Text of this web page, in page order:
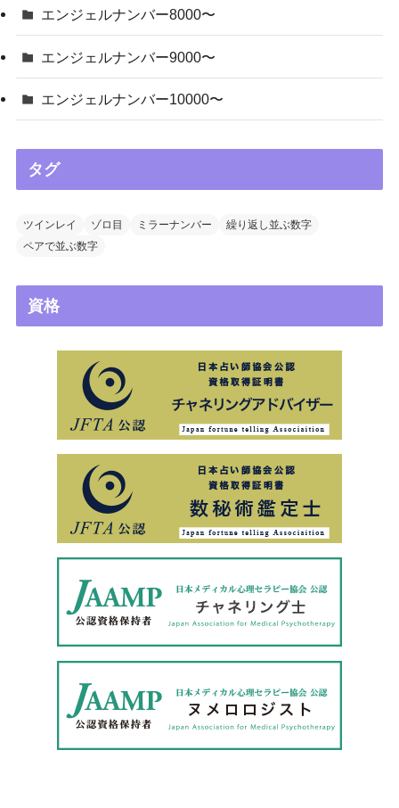
エンジェルナンバー8000〜
エンジェルナンバー9000〜
エンジェルナンバー10000〜
タグ
ツインレイ ゾロ目 ミラーナンバー
繰り返し並ぶ数字
ペアで並ぶ数字
資格